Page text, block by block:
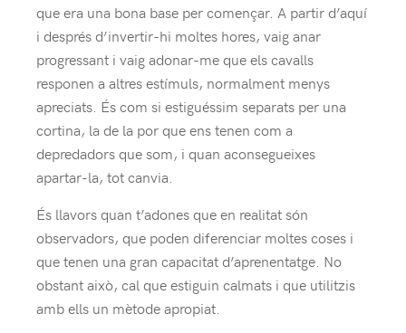
que era una bona base per començar. A partir d’aquí
i després d’invertir-hi moltes hores, vaig anar
progressant i vaig adonar-me que els cavalls
responen a altres estímuls, normalment menys
apreciats. És com si estiguéssim separats per una
cortina, la de la por que ens tenen com a
depredadors que som, i quan aconsegueixes
apartar-la, tot canvia.
És llavors quan t’adones que en realitat són
observadors, que poden diferenciar moltes coses i
que tenen una gran capacitat d’aprenentatge. No
obstant això, cal que estiguin calmats i que utilitzis
amb ells un mètode apropiat.